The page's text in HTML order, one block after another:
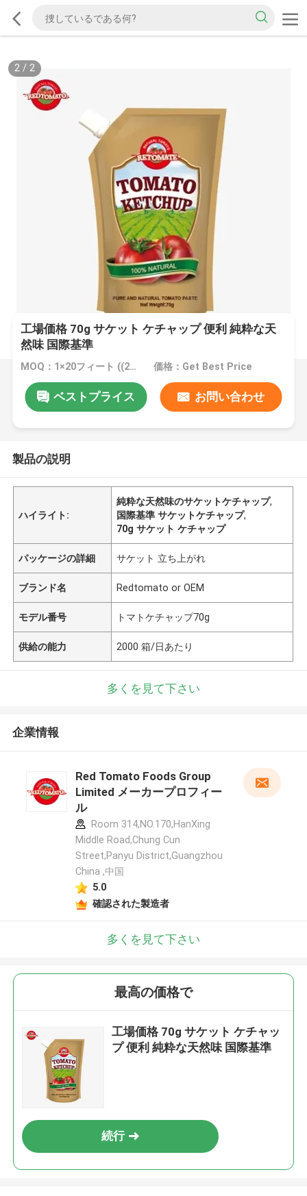
2/ 2
工場価格 70g サケット ケチャップ 便利 純粋な天
然味 国際基準
MOQ：1×20フィート ((20フィートあたり20トン) 価格：Get Best Price
ベストプライス お問い合わせ
製品の説明
ハイライト:
純粋な天然味のサケットケチャップ,
国際基準 サケットケチャップ,
70g サケット ケチャップ
パッケージの詳細 サケット 立ち上がれ
ブランド名 Redtomato or OEM
モデル番号 トマトケチャップ70g
供給の能力 2000 箱/日あたり
多くを見て下さい
企業情報
Red Tomato Foods Group
Limited メーカープロフィー
ル
Room 314,NO.170,HanXing
Middle Road,Chung Cun
Street,Panyu District,Guangzhou
China ,中国
5.0
確認された製造者
多くを見て下さい
最高の価格で
工場価格 70g サケット ケチャッ
プ 便利 純粋な天然味 国際基準
続行